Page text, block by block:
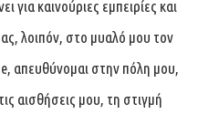
για καινούριες εμπειρίες και
λοιπόν, στο μυαλό μου τον
απευθύνομαι στην πόλη μου,
αισθήσεις μου, τη στιγμή